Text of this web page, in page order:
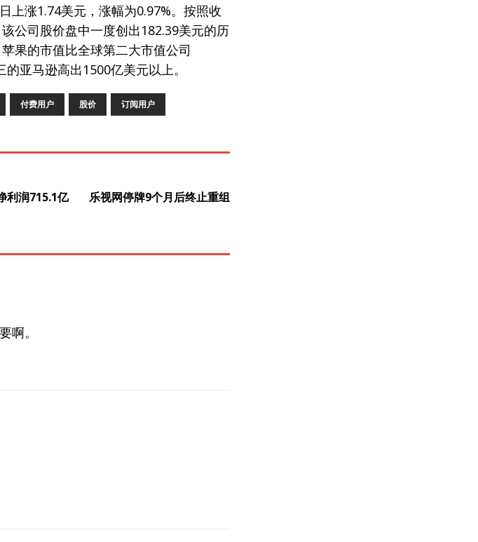
上涨1.74美元，涨幅为0.97%。按照收
公司股价盘中一度创出182.39美元的历
果的市值比全球第二大市值公司
亚马逊高出1500亿美元以上。
付费用户 股价 订阅用户
利润715.1亿
乐视网停牌9个月后终止重组
啊。